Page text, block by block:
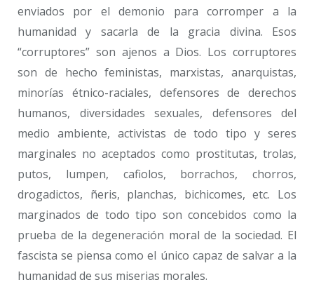
enviados por el demonio para corromper a la
humanidad y sacarla de la gracia divina. Esos
“corruptores” son ajenos a Dios. Los corruptores
son de hecho feministas, marxistas, anarquistas,
minorías étnico-raciales, defensores de derechos
humanos, diversidades sexuales, defensores del
medio ambiente, activistas de todo tipo y seres
marginales no aceptados como prostitutas, trolas,
putos, lumpen, cafiolos, borrachos, chorros,
drogadictos, ñeris, planchas, bichicomes, etc. Los
marginados de todo tipo son concebidos como la
prueba de la degeneración moral de la sociedad. El
fascista se piensa como el único capaz de salvar a la
humanidad de sus miserias morales.